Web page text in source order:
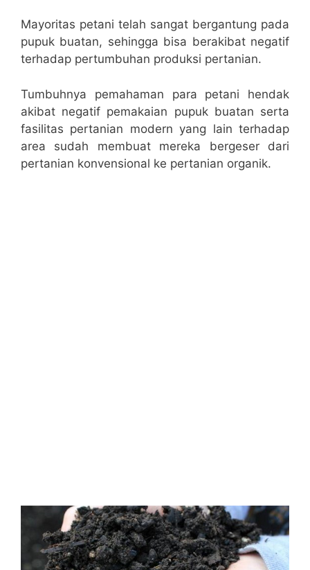
Mayoritas petani telah sangat bergantung pada
pupuk buatan, sehingga bisa berakibat negatif
terhadap pertumbuhan produksi pertanian.
Tumbuhnya pemahaman para petani hendak
akibat negatif pemakaian pupuk buatan serta
fasilitas pertanian modern yang lain terhadap
area sudah membuat mereka bergeser dari
pertanian konvensional ke pertanian organik.